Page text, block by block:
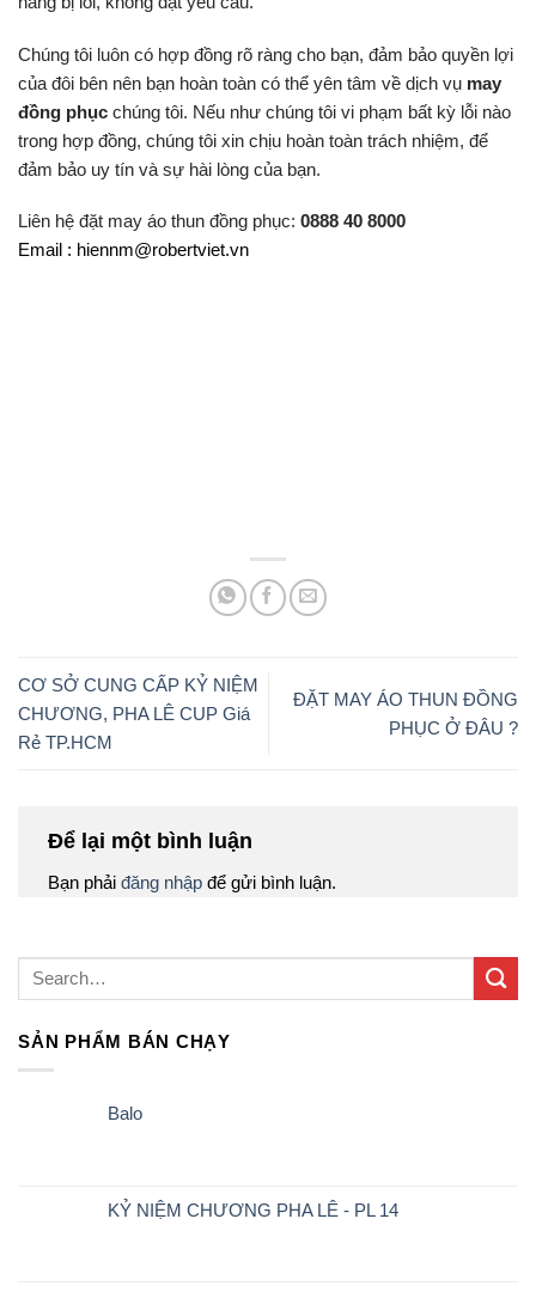
Chúng tôi luôn có hợp đồng rõ ràng cho bạn, đảm bảo quyền lợi
của đôi bên nên bạn hoàn toàn có thể yên tâm về dịch vụ may
đồng phục chúng tôi. Nếu như chúng tôi vi phạm bất kỳ lỗi nào
trong hợp đồng, chúng tôi xin chịu hoàn toàn trách nhiệm, để
đảm bảo uy tín và sự hài lòng của bạn.
Liên hệ đặt may áo thun đồng phục: 0888 40 8000
Email : hiennm@robertviet.vn
CƠ SỞ CUNG CẤP KỶ NIỆM
CHƯƠNG, PHA LÊ CUP Giá
Rẻ TP.HCM
ĐẶT MAY ÁO THUN ĐỒNG
PHỤC Ở ĐÂU ?
Để lại một bình luận
Bạn phải đăng nhập để gửi bình luận.
SẢN PHẨM BÁN CHẠY
Balo
KỶ NIỆM CHƯƠNG PHA LÊ - PL 14